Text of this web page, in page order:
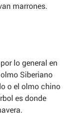
marrones.
lo general en
Siberiano
o el olmo chino
es donde